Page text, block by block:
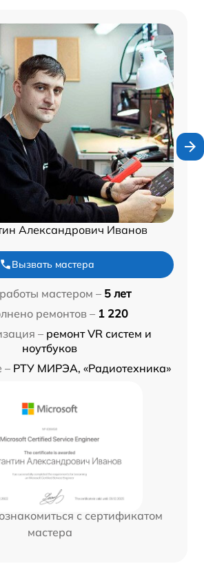
Александрович Иванов
Вызвать мастера
мастером – 5 лет
ремонтов – 1 220
– ремонт VR систем и
ноутбуков
– РТУ МИРЭА, «Радиотехника»
с сертификатом
мастера